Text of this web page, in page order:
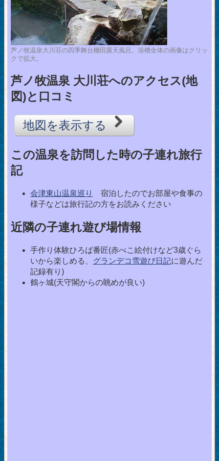
芦ノ牧温泉大川荘の四季舞台棚田露天風呂。浴槽全体の画像はクリッ
クで拡大。
芦ノ牧温泉 大川荘へのアクセス(地
図)と口コミ
地図を表示する
この温泉を訪問した時の子連れ旅行
記
会津東山温泉巡り
宿泊したのでお部屋や食事の
様子などは旅行記の方をお読みください
近隣の子連れ遊び場情報
手作り体験ひろば番匠(赤べこ絵付けなど3歳ぐら
いから楽しめる、
グランデコ雪遊び日記に遊んだ
記録有り)
鶴ヶ城(天守閣からの眺めが良い)